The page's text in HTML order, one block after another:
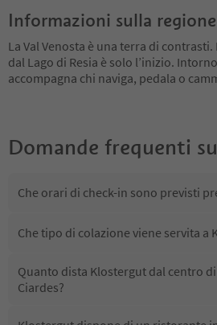
Informazioni sulla regione
La Val Venosta è una terra di
dal Lago di Resia è solo l’inizio.
accompagna chi naviga, pedala o
Domande frequenti su
Che orari di check-in sono previsti
Che tipo di colazione viene servita a
Quanto dista Klostergut dal centro
Ciardes?